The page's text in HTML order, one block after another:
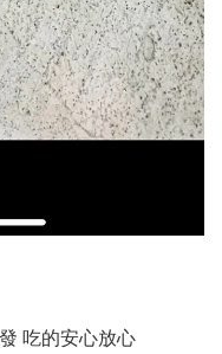
吃的安心放心